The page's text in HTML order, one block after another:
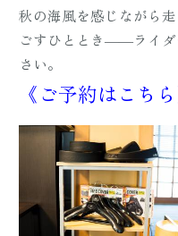
秋の海風を感じながら
ごすひととき――ライダ
さい。
《ご予約はこちら